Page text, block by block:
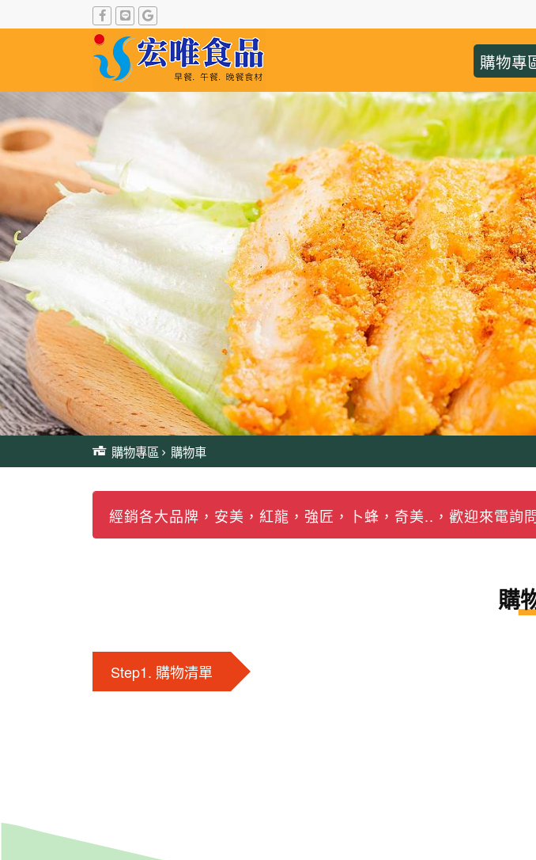
購物專
購物專區 購物車
經銷各大品牌，安美，紅龍，強匠，卜蜂，奇美..，歡迎來電詢
購
Step1. 購物清單